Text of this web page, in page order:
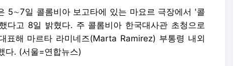
5∼7일 콜롬비아 보고타에 있는 마요르 극장에서 '콜
다고 8일 밝혔다. 주 콜롬비아 한국대사관 초청으로
표해 마르타 라미네즈(Marta Ramirez) 부통령 내외
다. (서울=연합뉴스)